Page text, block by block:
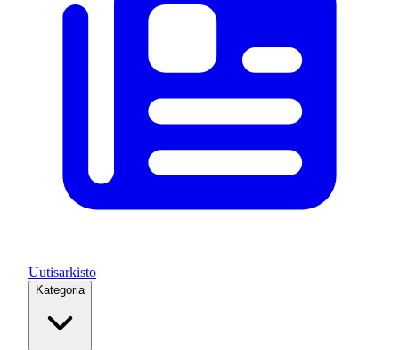
Uutisarkisto
Kategoria